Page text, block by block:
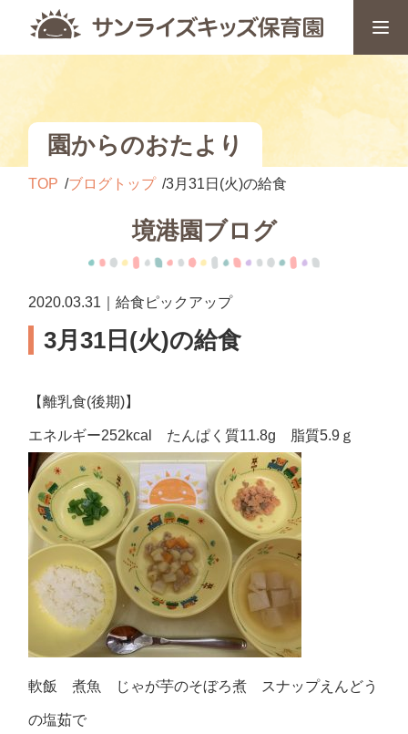
園からのおたより
TOP ブログトップ 3月31日(火)の給食
境港園ブログ
2020.03.31｜給食ピックアップ
3月31日(火)の給食
【離乳食(後期)】
エネルギー252kcal たんぱく質11.8g 脂質5.9ｇ
軟飯 煮魚 じゃが芋のそぼろ煮 スナップえんどう
の塩茹で